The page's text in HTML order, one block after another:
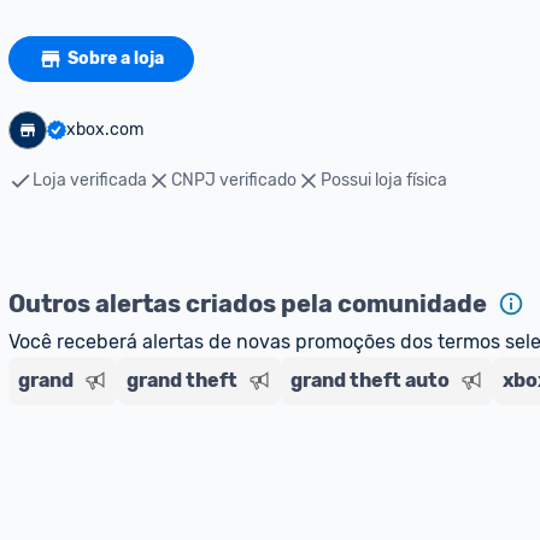
Sobre a loja
xbox.com
Loja verificada CNPJ verificado Possui loja física
Outros alertas criados pela comunidade
Você receberá alertas de novas promoções dos termos
grand
grand theft grand theft auto